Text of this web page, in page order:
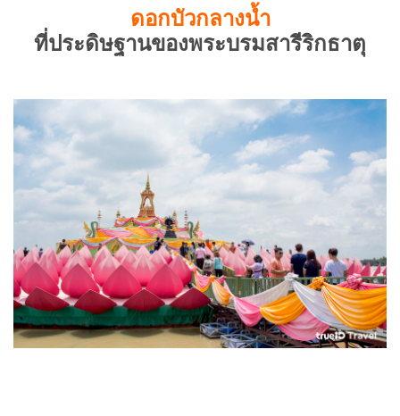
ดอกบัวกลางน้ำ
ที่ประดิษฐานของพระบรมสารีริกธาตุ